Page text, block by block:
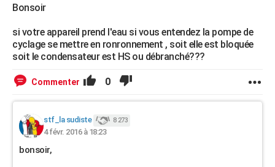
Bonsoir
si votre appareil prend l'eau si vous entendez la pompe de
cyclage se mettre en ronronnement , soit elle est bloquée
soit le condensateur est HS ou débranché???
Commenter 0
stf_la sudiste 8 273
4 févr. 2016 à 18:23
bonsoir,